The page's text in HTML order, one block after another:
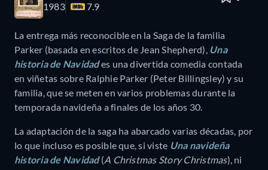
1983 7.9
La entrega más reconocible en la Saga de la familia
Parker (basada en escritos de Jean Shepherd), Una
historia de Navidades una divertida comedia contada
en viñetas sobre Ralphie Parker (Peter Billingsley) y su
familia, que se meten en varios problemas durante la
temporada navideña a finales de los años 30.
La adaptación de la saga ha abarcado varias décadas, por
lo que incluso es posible que, si viste Una navideña
historia de Navidad(A Christmas Story Christmas), ni